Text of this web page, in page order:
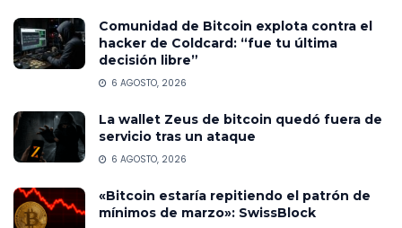
Comunidad de Bitcoin explota contra el
hacker de Coldcard: “fue tu última
decisión libre”
6 AGOSTO, 2026
La wallet Zeus de bitcoin quedó fuera de
servicio tras un ataque
6 AGOSTO, 2026
«Bitcoin estaría repitiendo el patrón de
mínimos de marzo»: SwissBlock